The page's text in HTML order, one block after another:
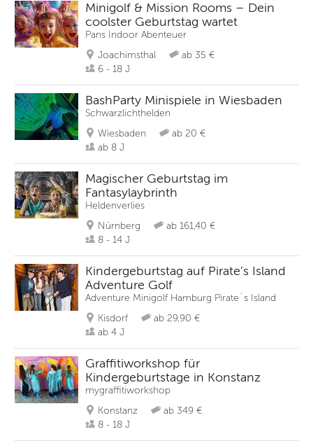
Minigolf & Mission Rooms – Dein
coolster Geburtstag wartet
Pans Indoor Abenteuer
Joachimsthal
ab 35 €
6 - 18 J
BashParty Minispiele in Wiesbaden
Schwarzlichthelden
Wiesbaden
ab 20 €
ab 8 J
Magischer Geburtstag im
Fantasylaybrinth
Heldenverlies
Nürnberg
ab 161,40 €
8 - 14 J
Kindergeburtstag auf Pirate’s Island
Adventure Golf
Adventure Minigolf Hamburg Pirate´s Island
Kisdorf
ab 29,90 €
ab 4 J
Graffitiworkshop für
Kindergeburtstage in Konstanz
mygraffitiworkshop
Konstanz
ab 349 €
8 - 18 J